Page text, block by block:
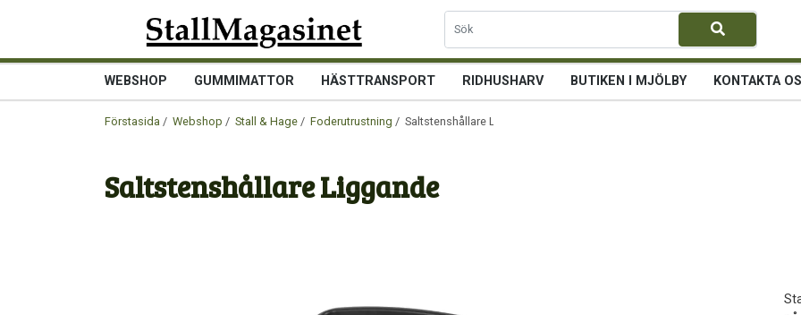
WEBSHOP GUMMIMATTOR HÄSTTRANSPORT RIDHUSHARV BUTIKEN I MJÖLBY KONTAKTA
Förstasida / Webshop / Stall & Hage / Foderutrustning / Saltstenshållare Liggande
Saltstenshållare Liggande